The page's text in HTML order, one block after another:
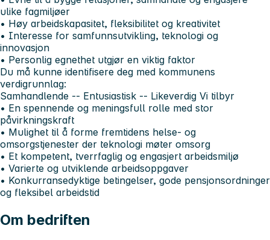
ulike fagmiljøer
• Høy arbeidskapasitet, fleksibilitet og kreativitet
• Interesse for samfunnsutvikling, teknologi og
innovasjon
• Personlig egnethet utgjør en viktig faktor
Du må kunne identifisere deg med kommunens
verdigrunnlag:
Samhandlende -- Entusiastisk -- Likeverdig Vi tilbyr
• En spennende og meningsfull rolle med stor
påvirkningskraft
• Mulighet til å forme fremtidens helse- og
omsorgstjenester der teknologi møter omsorg
• Et kompetent, tverrfaglig og engasjert arbeidsmiljø
• Varierte og utviklende arbeidsoppgaver
• Konkurransedyktige betingelser, gode pensjonsordninger
og fleksibel arbeidstid
Om bedriften